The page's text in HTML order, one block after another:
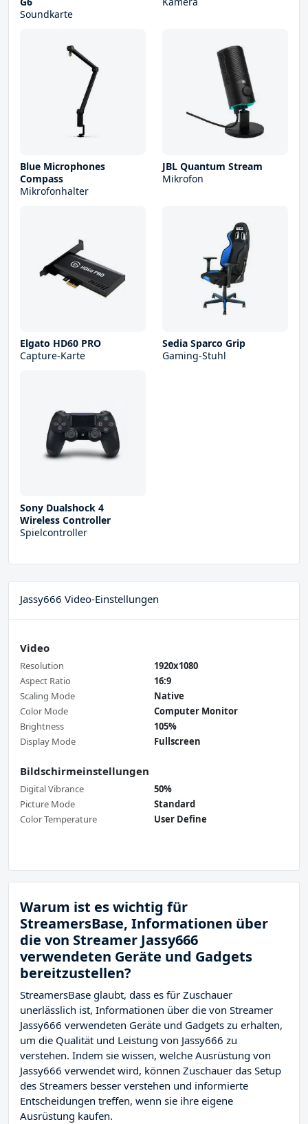
Soundkarte
Blue Microphones
Compass
Mikrofonhalter
JBL Quantum Stream
Mikrofon
Elgato HD60 PRO
Capture-Karte
Sedia Sparco Grip
Gaming-Stuhl
Sony Dualshock 4
Wireless Controller
Spielcontroller
Jassy666 Video-Einstellungen
Video
Resolution
1920x1080
Aspect Ratio
16:9
Scaling Mode
Native
Color Mode
Computer Monitor
Brightness
105%
Display Mode
Fullscreen
Bildschirmeinstellungen
Digital Vibrance
50%
Picture Mode
Standard
Color Temperature
User Define
Warum ist es wichtig für
StreamersBase, Informationen über
die von Streamer Jassy666
verwendeten Geräte und Gadgets
bereitzustellen?
StreamersBase glaubt, dass es für Zuschauer
unerlässlich ist, Informationen über die von Streamer
Jassy666 verwendeten Geräte und Gadgets zu erhalten,
um die Qualität und Leistung von Jassy666 zu
verstehen. Indem sie wissen, welche Ausrüstung von
Jassy666 verwendet wird, können Zuschauer das Setup
des Streamers besser verstehen und informierte
Entscheidungen treffen, wenn sie ihre eigene
Ausrüstung kaufen.